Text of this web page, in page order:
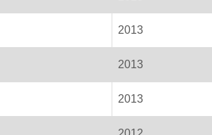
2013
2013
2013